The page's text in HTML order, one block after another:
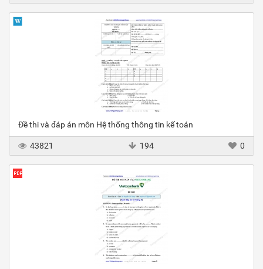
Đề thi và đáp án môn Hệ thống thông tin kế toán
43821 194 0